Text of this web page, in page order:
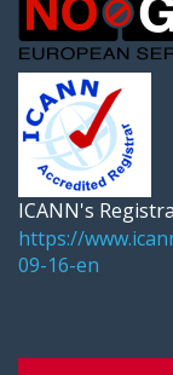
ICANN's
https://
09-16-en